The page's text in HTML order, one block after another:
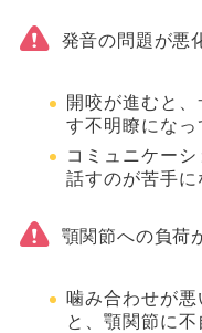
発音の問題が悪
開咬が進むと
す不明瞭になっ
コミュニケー
話すのが苦手に
顎関節への負荷
噛み合わせが
と、顎関節に